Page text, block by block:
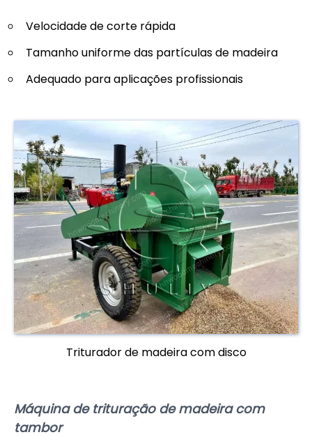
Velocidade de corte rápida
Tamanho uniforme das partículas de madeira
Adequado para aplicações profissionais
Triturador de madeira com disco
Máquina de trituração de madeira com
tambor